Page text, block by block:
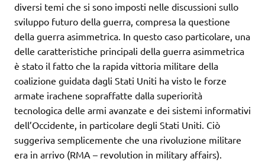
diversi temi che si sono imposti nelle discussioni sullo
sviluppo futuro della guerra, compresa la questione
della guerra asimmetrica. In questo caso particolare, una
delle caratteristiche principali della guerra asimmetrica
è stato il fatto che la rapida vittoria militare della
coalizione guidata dagli Stati Uniti ha visto le forze
armate irachene sopraffatte dalla superiorità
tecnologica delle armi avanzate e dei sistemi informativi
dell’Occidente, in particolare degli Stati Uniti. Ciò
suggeriva semplicemente che una rivoluzione militare
era in arrivo (RMA – revolution in military affairs).